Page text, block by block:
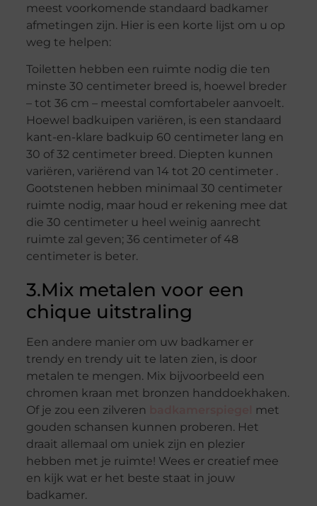
meest voorkomende standaard badkamer
afmetingen zijn. Hier is een korte lijst om u op
weg te helpen:
Toiletten hebben een ruimte nodig die ten
minste 30 centimeter breed is, hoewel breder
– tot 36 cm – meestal comfortabeler aanvoelt.
Hoewel badkuipen variëren, is een standaard
kant-en-klare badkuip 60 centimeter lang en
30 of 32 centimeter breed. Diepten kunnen
variëren, variërend van 14 tot 20 centimeter .
Gootstenen hebben minimaal 30 centimeter
ruimte nodig, maar houd er rekening mee dat
die 30 centimeter u heel weinig aanrecht
ruimte zal geven; 36 centimeter of 48
centimeter is beter.
3.Mix metalen voor een
chique uitstraling
Een andere manier om uw badkamer er
trendy en trendy uit te laten zien, is door
metalen te mengen. Mix bijvoorbeeld een
chromen kraan met bronzen handdoekhaken.
Of je zou een zilveren
met
gouden schansen kunnen proberen. Het
draait allemaal om uniek zijn en plezier
hebben met je ruimte! Wees er creatief mee
en kijk wat er het beste staat in jouw
badkamer.